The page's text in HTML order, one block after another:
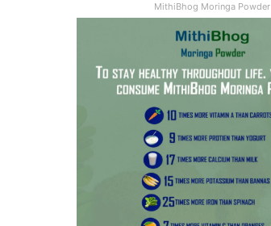
MithiBhog Moringa Powder